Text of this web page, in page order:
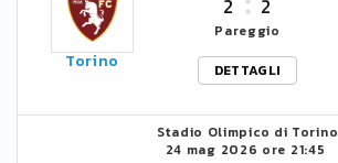
Torino
2 2
Pareggio
DETTAGLI
Stadio Olimpico di Torino
24 mag 2026 ore 21:45